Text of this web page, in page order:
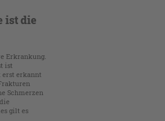
ist die
Erkrankung.
ist
erst erkannt
Schmerzen
gilt es